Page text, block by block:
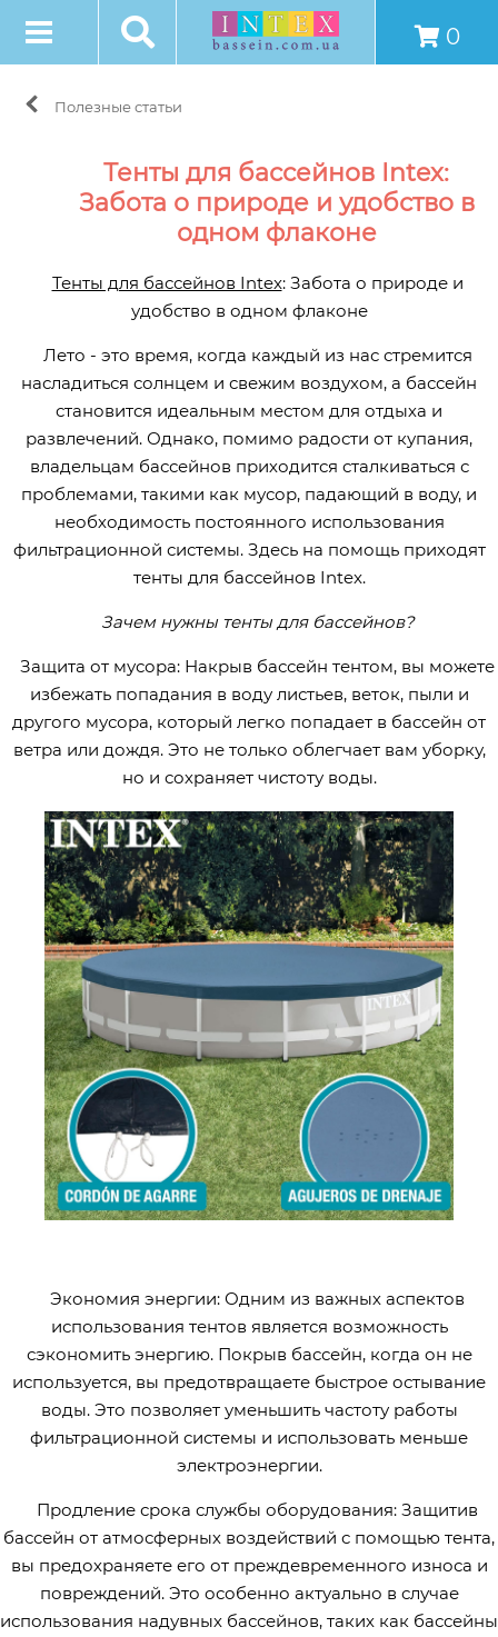
0
Полезные статьи
Тенты для бассейнов Intex:
Забота о природе и удобство в
одном флаконе
Тенты для бассейнов Intex: Забота о природе и
удобство в одном флаконе
Лето - это время, когда каждый из нас стремится
насладиться солнцем и свежим воздухом, а бассейн
становится идеальным местом для отдыха и
развлечений. Однако, помимо радости от купания,
владельцам бассейнов приходится сталкиваться с
проблемами, такими как мусор, падающий в воду, и
необходимость постоянного использования
фильтрационной системы. Здесь на помощь приходят
тенты для бассейнов Intex.
Зачем нужны тенты для бассейнов?
Защита от мусора: Накрыв бассейн тентом, вы можете
избежать попадания в воду листьев, веток, пыли и
другого мусора, который легко попадает в бассейн от
ветра или дождя. Это не только облегчает вам уборку,
но и сохраняет чистоту воды.
Экономия энергии: Одним из важных аспектов
использования тентов является возможность
сэкономить энергию. Покрыв бассейн, когда он не
используется, вы предотвращаете быстрое остывание
воды. Это позволяет уменьшить частоту работы
фильтрационной системы и использовать меньше
электроэнергии.
Продление срока службы оборудования: Защитив
бассейн от атмосферных воздействий с помощью тента,
вы предохраняете его от преждевременного износа и
повреждений. Это особенно актуально в случае
использования надувных бассейнов, таких как бассейны